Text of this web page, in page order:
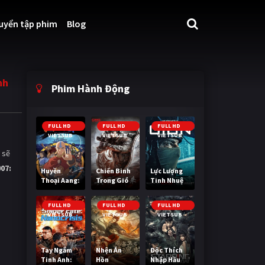
tập phim Blog
sẽ
Phim Hành Động
FULL HD
VIETSUB
Huyền
Thoại Aang:
Tiết Khí Sư
Cuối Cùng
FULL HD
VIETSUB
Chiến Binh
Trong Gió
FULL HD
VIETSUB
Lực Lượng
Tinh Nhuệ
FULL HD
VIETSUB
Tay Ngắm
Tinh Anh:
FULL HD
VIETSUB
Nhện Ăn
Hồn
FULL HD
VIETSUB
Độc Thích
Nhập Hầu